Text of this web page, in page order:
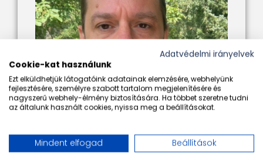
Dr. Kőváry Zoltán
Klinikai szakpszichológus, egyetemi docens
Adatvédelmi irányelvek
Cookie-kat használunk
Ezt elküldhetjük látogatóink adatainak elemzésére, webhelyünk
fejlesztésére, személyre szabott tartalom megjelenítésére és
nagyszerű webhely-élmény biztosítására. Ha többet szeretne tudni
az általunk használt cookies, nyissa meg a beállításokat.
Mindent elfogad Beállítások